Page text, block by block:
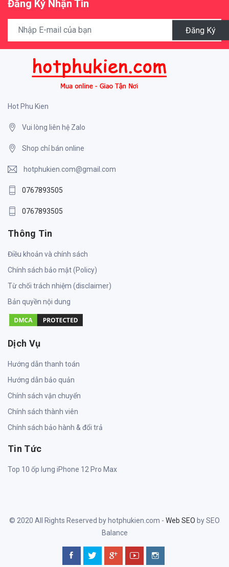
Đăng Ký Nhận Tin
Đăng Ký
Hot Phu Kien
Vui lòng liên hệ Zalo
Shop chỉ bán online
hotphukien.com@gmail.com
0767893505
0767893505
Thông Tin
Điều khoản và chính sách
Chính sách bảo mật (Policy)
Từ chối trách nhiệm (disclaimer)
Bản quyền nội dung
Dịch Vụ
Hướng dẫn thanh toán
Hướng dẫn bảo quản
Chính sách vận chuyển
Chính sách thành viên
Chính sách bảo hành & đổi trả
Tin Tức
Top 10 ốp lưng iPhone 12 Pro Max
© 2020 All Rights Reserved by hotphukien.com - Web SEO by SEO
Balance